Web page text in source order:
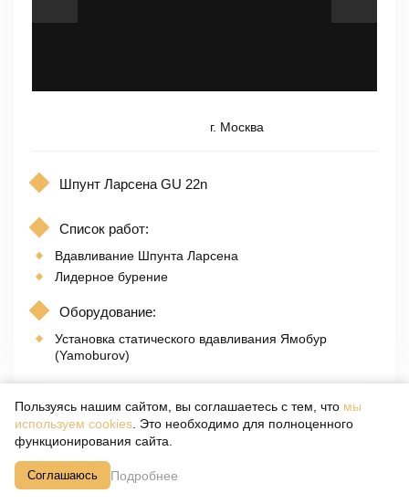
г. Москва
Шпунт Ларсена GU 22n
Список работ:
Вдавливание Шпунта Ларсена
Лидерное бурение
Оборудование:
Установка статического вдавливания Ямобур
(Yamoburov)
Пользуясь нашим сайтом, вы соглашаетесь с тем, что мы
используем cookies . Это необходимо для полноценного
функционирования сайта.
Соглашаюсь Подробнее